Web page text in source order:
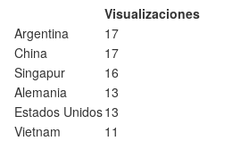
Visualizaciones
Argentina
17
China
17
Singapur
16
Alemania
13
Estados Unidos13
Vietnam
11